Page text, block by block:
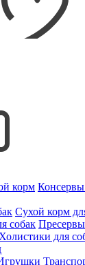
корм Консервы
Сухой корм
собак
Холистики для